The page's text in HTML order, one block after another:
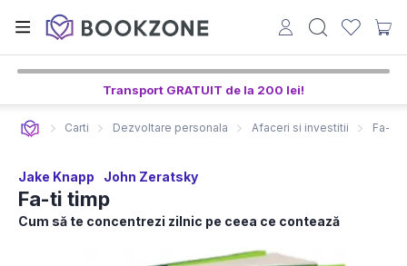
Transport GRATUIT de la 200 lei!
Carti Dezvoltare personala Afaceri si investitii Fa-ti
Jake Knapp John Zeratsky
Fa-ti timp
Cum să te concentrezi zilnic pe ceea ce contează